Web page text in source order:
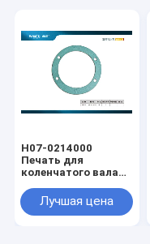
H07-0214000
Печать для
коленчатого вала
привода
мощностью 60 кВ
Лучшая цена